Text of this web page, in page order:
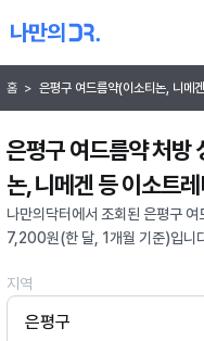
홈 > 은평구 여드름약(이소티논, 니메
은평구 여드름약 처
논, 니메겐 등 이소트
나만의닥터에서 조회된 은평구
7,200원(한 달, 1개월 기준)입니
지역
은평구